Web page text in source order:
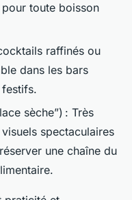
toute boisson
raffinés ou
dans les bars
festifs.
sèche”) : Très
spectaculaires
une chaîne du